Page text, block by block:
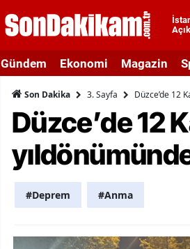
Açık
Gündem Ekonomi Magazin
Son Dakika 3. Sayfa Düzce’de 12
Düzce’de 12
#Deprem #Anma